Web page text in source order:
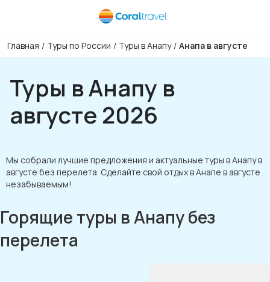
Главная / Туры по России / Туры в Анапу / Анапа в августе
Туры в Анапу в
августе 2026
Мы собрали лучшие предложения и актуальные туры в Анапу в
августе без перелета. Сделайте свой отдых в Анапе в августе
незабываемым!
Горящие туры в Анапу без
перелета